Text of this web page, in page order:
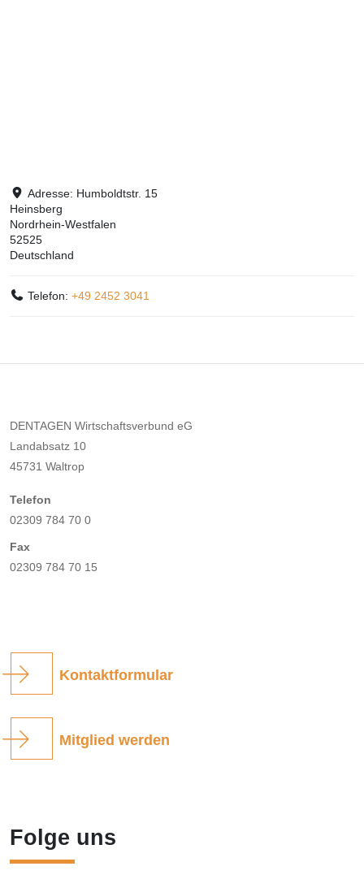
Adresse: Humboldtstr. 15
Heinsberg
Nordrhein-Westfalen
52525
Deutschland
Telefon:+49 2452 3041
DENTAGEN Wirtschaftsverbund eG
Landabsatz 10
45731 Waltrop
Telefon
02309 784 70 0
Fax
02309 784 70 15
Kontaktformular
Mitglied werden
Folge uns